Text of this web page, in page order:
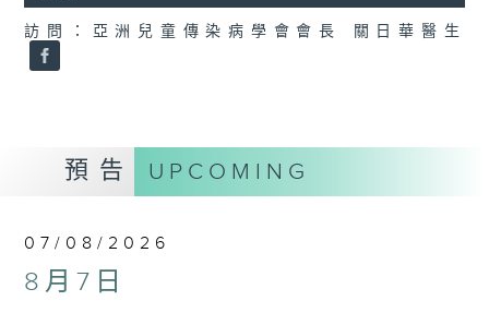
訪問：亞洲兒童傳染病學會會長 關日華醫生
預告 UPCOMING
07/08/2026
8月7日